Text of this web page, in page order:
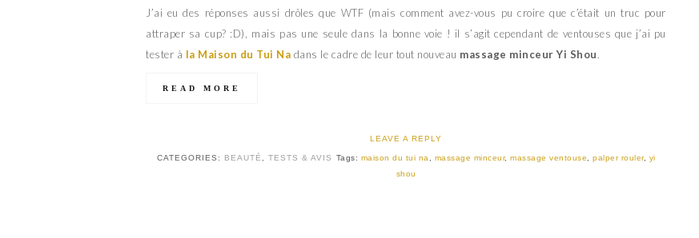
J’ai eu des réponses aussi drôles que WTF (mais comment avez-vous pu croire que c’était un truc pour
attraper sa cup? :D), mais pas une seule dans la bonne voie ! il s’agit cependant de ventouses que j’ai pu
tester à la Maison du Tui Na dans le cadre de leur tout nouveau massage minceur Yi Shou.
READ MORE
LEAVE A REPLY
CATEGORIES: BEAUTÉ TESTS & AVIS Tags: maison du tui na massage minceur, massage ventouse palper rouler, yi
shou